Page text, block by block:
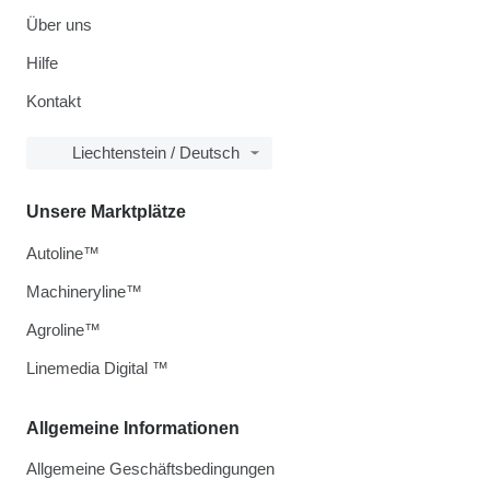
Über uns
Hilfe
Kontakt
Liechtenstein / Deutsch
Allgemeine Informationen
Allgemeine Geschäftsbedingungen
Unsere Marktplätze
Autoline™
Machineryline™
Agroline™
Linemedia Digital ™